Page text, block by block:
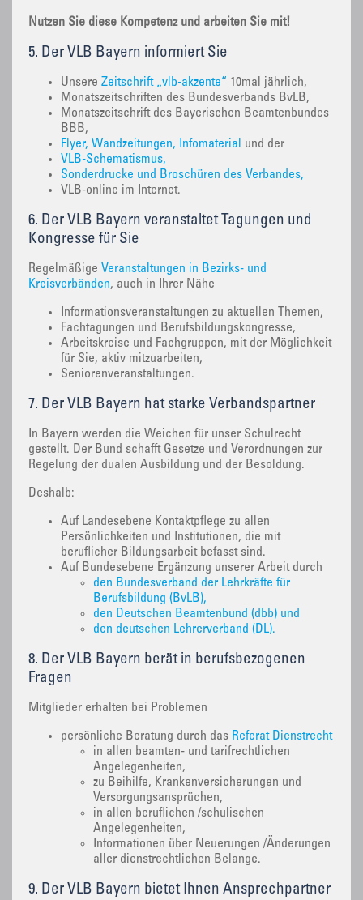
Nutzen Sie diese Kompetenz und arbeiten Sie mit!
5. Der VLB Bayern informiert Sie
Unsere Zeitschrift „vlb-akzente“ 10mal jährlich,
Monatszeitschriften des Bundesverbands BvLB,
Monatszeitschrift des Bayerischen Beamtenbundes
BBB,
Flyer, Wandzeitungen, Infomaterial und der
VLB-Schematismus,
Sonderdrucke und Broschüren des Verbandes,
VLB-online im Internet.
6. Der VLB Bayern veranstaltet Tagungen und
Kongresse für Sie
Regelmäßige Veranstaltungen in Bezirks- und
Kreisverbänden, auch in Ihrer Nähe
Informationsveranstaltungen zu aktuellen Themen,
Fachtagungen und Berufsbildungskongresse,
Arbeitskreise und Fachgruppen, mit der Möglichkeit
für Sie, aktiv mitzuarbeiten,
Seniorenveranstaltungen.
7. Der VLB Bayern hat starke Verbandspartner
In Bayern werden die Weichen für unser Schulrecht
gestellt. Der Bund schafft Gesetze und Verordnungen zur
Regelung der dualen Ausbildung und der Besoldung.
Deshalb:
Auf Landesebene Kontaktpflege zu allen
Persönlichkeiten und Institutionen, die mit
beruflicher Bildungsarbeit befasst sind.
Auf Bundesebene Ergänzung unserer Arbeit durch
den Bundesverband der Lehrkräfte für
Berufsbildung (BvLB),
den Deutschen Beamtenbund (dbb) und
den deutschen Lehrerverband (DL).
8. Der VLB Bayern berät in berufsbezogenen
Fragen
Mitglieder erhalten bei Problemen
persönliche Beratung durch das Referat Dienstrecht
in allen beamten- und tarifrechtlichen
Angelegenheiten,
zu Beihilfe, Krankenversicherungen und
Versorgungsansprüchen,
in allen beruflichen /schulischen
Angelegenheiten,
Informationen über Neuerungen /Änderungen
aller dienstrechtlichen Belange.
9. Der VLB Bayern bietet Ihnen Ansprechpartner